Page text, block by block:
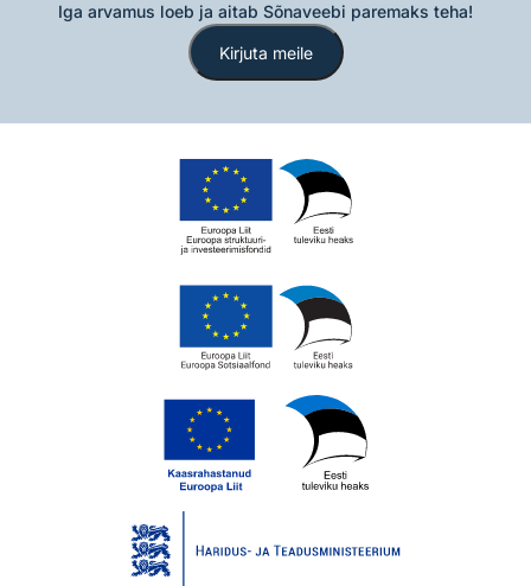
Iga arvamus loeb ja aitab Sõnaveebi paremaks teha!
Kirjuta meile